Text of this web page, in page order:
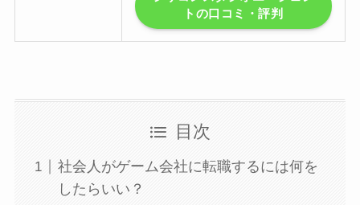
トの口コミ・評判
目次
社会人がゲーム会社に転職するには何を
したらいい？